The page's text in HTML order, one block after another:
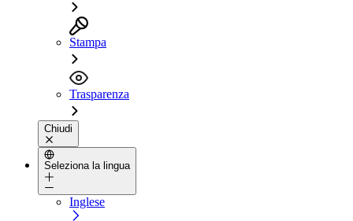
Stampa
Trasparenza
Chiudi
Seleziona la lingua
Inglese